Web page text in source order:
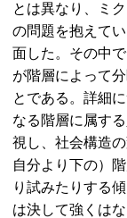
とは異なり、ミ
の問題を抱えて
面した。その中
が階層によって
とである。詳細
なる階層に属す
視し、社会構造
自分より下の）
り試みたりする
は決して強くは